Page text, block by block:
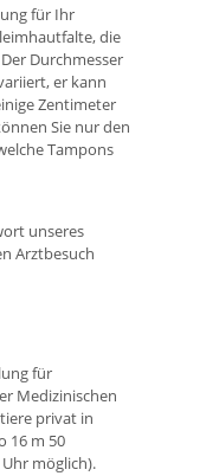
für Ihr
die
Durchmesser
er kann
Zentimeter
Sie nur den
Tampons
unseres
Arztbesuch
für
Medizinischen
privat in
16 m 50
möglich).